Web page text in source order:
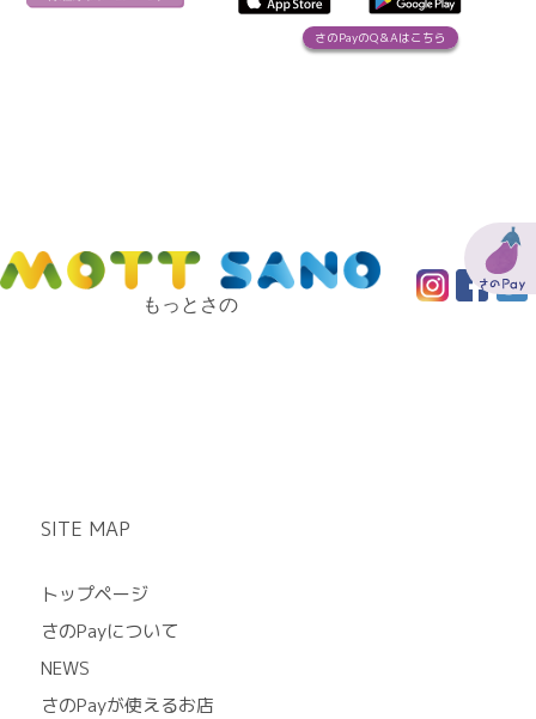
さのPayのQ＆Aはこちら
もっとさの
SITE MAP
トップページ
さのPayについて
NEWS
さのPayが使えるお店